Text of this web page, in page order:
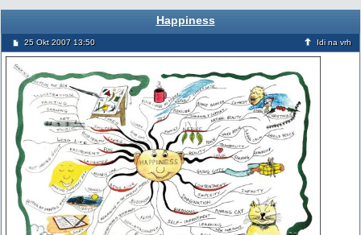
Happiness
25 Okt 2007 13:50 Idi na vrh